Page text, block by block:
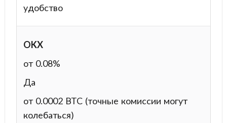
удобство
OKX
от 0.08%
Да
от 0.0002 BTC (точные комиссии могут
колебаться)